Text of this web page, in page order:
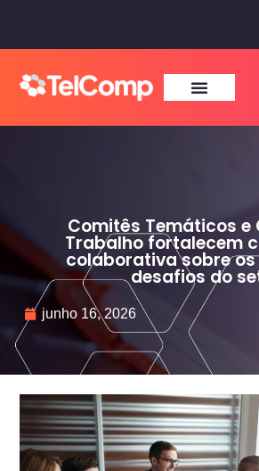
Comitês Temáticos e
Trabalho fortalecem
colaborativa sobre
desafios do
junho 16, 2026